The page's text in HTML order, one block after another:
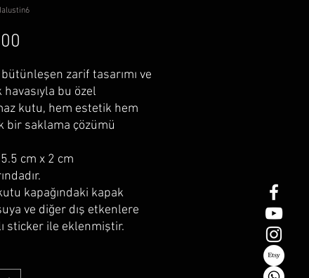
zarif tasarımı ve
bu özel
kutu, hem estetik hem
bir saklama çözümü
cm x 2 cm
kapağındaki kapak
ve diğer dış etkenlere
sticker ile eklenmiştir.